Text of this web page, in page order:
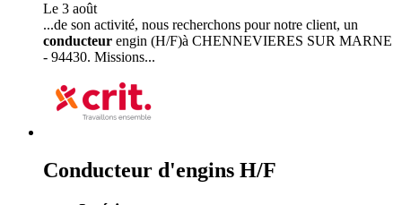
Le 3 août
...de son activité, nous recherchons pour notre client, un
conducteur engin (H/F)à CHENNEVIERES SUR MARNE
- 94430. Missions...
Conducteur d'engins H/F